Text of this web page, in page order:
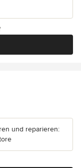
und reparieren: